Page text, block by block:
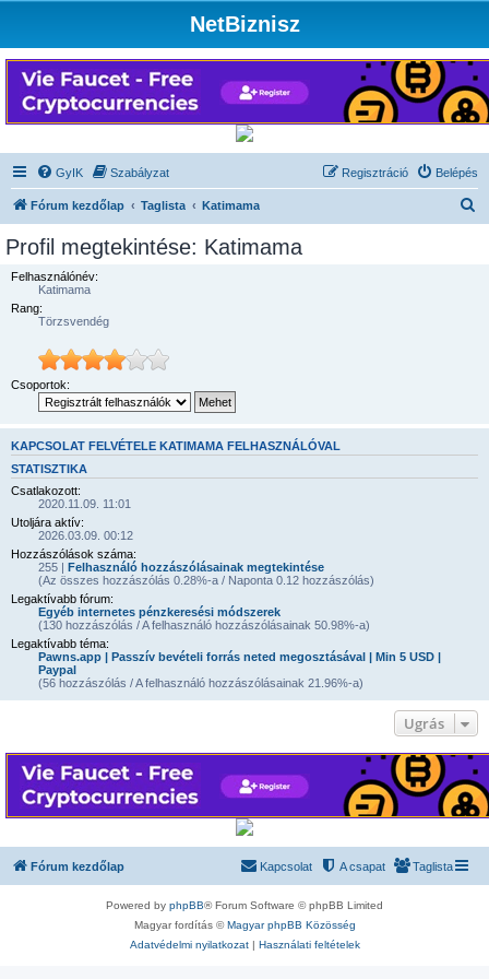
NetBiznisz
GyIK Szabályzat Belépés
Regisztráció
Fórum kezdőlap Taglista Katimama
Profil megtekintése: Katimama
Felhasználónév:
Katimama
Rang:
Törzsvendég
Csoportok:
KAPCSOLAT FELVÉTELE KATIMAMA FELHASZNÁLÓVAL
STATISZTIKA
Csatlakozott:
2020.11.09. 11:01
Utoljára aktív:
2026.03.09. 00:12
Hozzászólások száma:
255 | Felhasználó hozzászólásainak megtekintése
(Az összes hozzászólás 0.28%-a / Naponta 0.12 hozzászólás)
Legaktívabb fórum:
Egyéb internetes pénzkeresési módszerek
(130 hozzászólás / A felhasználó hozzászólásainak 50.98%-a)
Legaktívabb téma:
Pawns.app | Passzív bevételi forrás neted megosztásával | Min 5 USD |
Paypal
(56 hozzászólás / A felhasználó hozzászólásainak 21.96%-a)
Ugrás
Fórum kezdőlap Taglista
A csapat
Kapcsolat
Powered by phpBB® Forum Software © phpBB Limited
Magyar fordítás ©Magyar phpBB Közösség
Adatvédelmi nyilatkozat| Használati feltételek